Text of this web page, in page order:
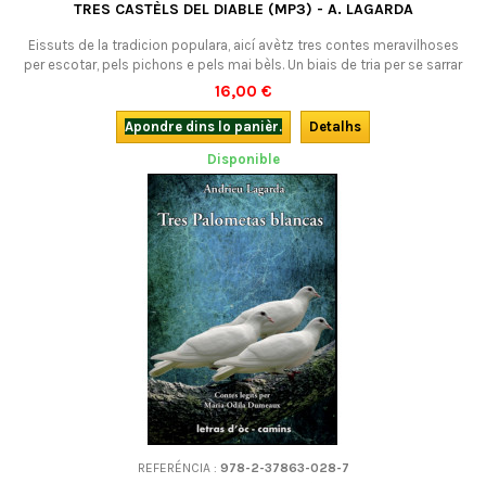
TRES CASTÈLS DEL DIABLE (MP3) - A. LAGARDA
Eissuts de la tradicion populara, aicí avètz tres contes meravilhoses
per escotar, pels pichons e pels mai bèls. Un biais de tria per se sarrar
de la culture occitane... e de la lenga ! Libre sonòr, format mp3, en
occitan.
16,00 €
Apondre dins lo panièr.
Detalhs
Disponible
REFERÉNCIA : 978-2-37863-028-7